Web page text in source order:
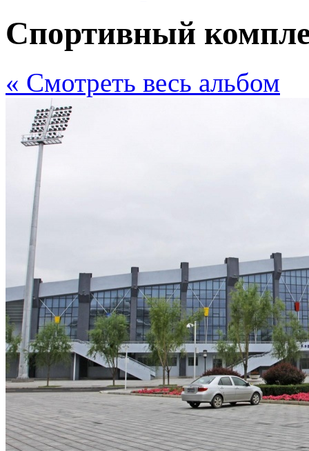
Спортивный
« Cмотреть весь альбом